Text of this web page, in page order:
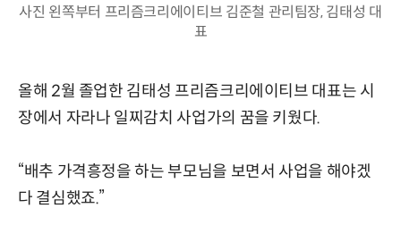
사진 왼쪽부터 프리즘크리에이티브 김준철 관리팀장, 김태성 대
표
올해 2월 졸업한 김태성 프리즘크리에이티브 대표는 시
장에서 자라나 일찌감치 사업가의 꿈을 키웠다.
“배추 가격흥정을 하는 부모님을 보면서 사업을 해야겠
다 결심했죠.”